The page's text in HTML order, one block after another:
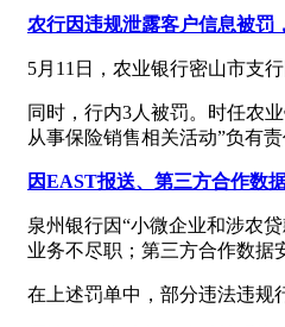
农行因违规泄露客户信息被罚
5月11日，农业银行密山市支
同时，行内3人被罚。时任农
从事保险销售相关活动”负有责
因EAST报送、第三方合作数
泉州银行因“小微企业和涉农
业务不尽职；第三方合作数据
在上述罚单中，部分违法违规